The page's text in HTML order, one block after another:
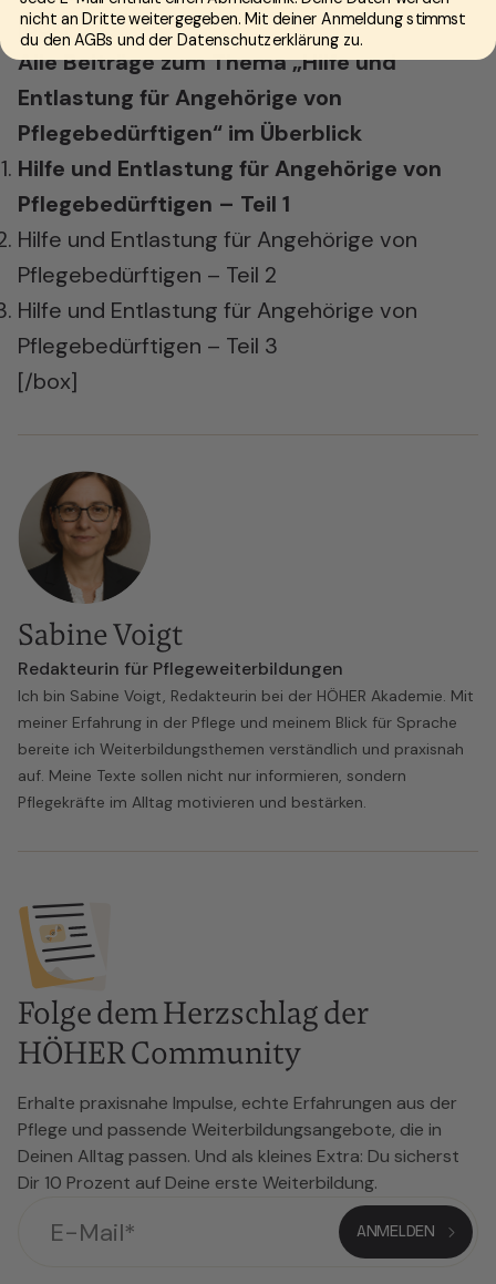
[box]
Alle Beiträge zum Thema „Hilfe und
Entlastung für Angehörige von
Pflegebedürftigen“ im Überblick
Hilfe und Entlastung für Angehörige von
Pflegebedürftigen – Teil 1
Hilfe und Entlastung für Angehörige von
Pflegebedürftigen – Teil 2
Hilfe und Entlastung für Angehörige von
Pflegebedürftigen – Teil 3
[/box]
Sabine Voigt
Redakteurin für Pflegeweiterbildungen
Ich bin Sabine Voigt, Redakteurin bei der HÖHER Akademie. Mit
meiner Erfahrung in der Pflege und meinem Blick für Sprache
bereite ich Weiterbildungsthemen verständlich und praxisnah
auf. Meine Texte sollen nicht nur informieren, sondern
Pflegekräfte im Alltag motivieren und bestärken.
Folge dem Herzschlag der
HÖHER Community
Erhalte praxisnahe Impulse, echte Erfahrungen aus der
Pflege und passende Weiterbildungsangebote, die in
Deinen Alltag passen. Und als kleines Extra: Du sicherst
Dir 10 Prozent auf Deine erste Weiterbildung.
nicht an Dritte weitergegeben. Mit deiner Anmeldung stimmst
du den AGBs und der Datenschutzerklärung zu.